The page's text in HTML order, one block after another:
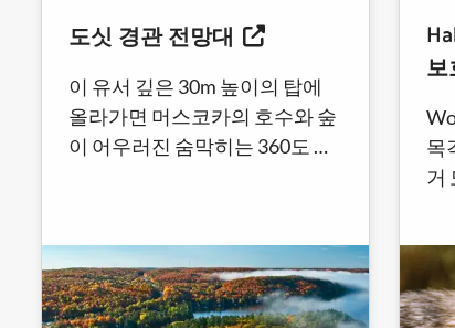
도싯 경관 전망대
이 유서 깊은 30m 높이의 탑에
올라가면 머스코카의 호수와 숲
이 어우러진 숨막히는 360도 파
목
거